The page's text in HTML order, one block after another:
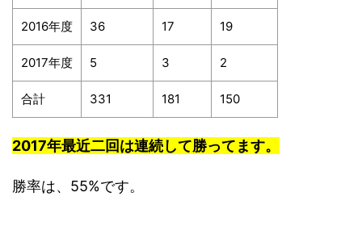
2016年度 36 17 19
2017年度 5 3 2
合計 331 181 150
2017年最近二回は連続して勝ってます。
勝率は、55%です。